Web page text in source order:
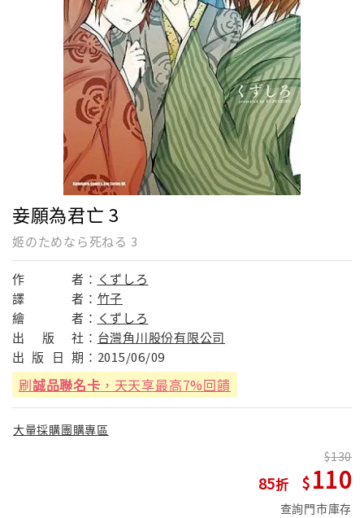
妾願為君亡 3
姬のためなら死ねる 3
作 者： くずしろ
譯
者： 竹子
繪
者： くずしろ
出
版 社： 台灣角川股份有限公司
出 版 日 期： 2015/06/09
刷誠品聯名卡 ，天天享最高7%回饋
大量採購團購專區
85
130
110
查詢門市庫存